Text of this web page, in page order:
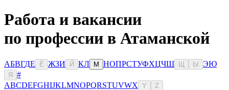
Работа и вакансии
по профессии в Атаманской
АБВГДЕ Ё ЖЗИ Й КЛ М НОПРСТУФХЦЧШ Ы ЭЮ
Я
#
ABCDEFGHIJKLMNOPQRSTUVWX Y Z